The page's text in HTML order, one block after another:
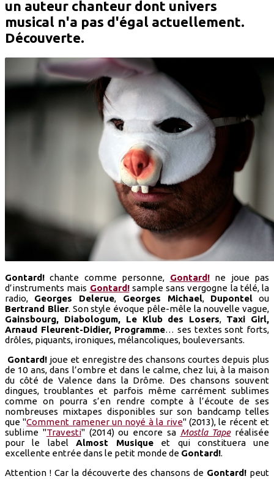
un auteur chanteur dont univers
musical n'a pas d'égal actuellement.
Découverte.
Gontard! chante comme personne, Gontard!ne joue pas
d’instruments mais Gontard!sample sans vergogne la télé, la
radio, Georges Delerue, Georges Michael, Dupontelou
Bertrand Blier. Son style évoque pêle-mêle la nouvelle vague,
Gainsbourg, Diabologum, Le Klub des Losers, Taxi Girl,
Arnaud Fleurent-Didier, Programme… ses textes sont forts,
drôles, piquants, ironiques, mélancoliques, bouleversants.
Gontard!joue et enregistre des chansons courtes depuis plus
de 10 ans, dans l’ombre et dans le calme, chez lui, à la maison
du côté de Valence dans la Drôme. Des chansons souvent
dingues, troublantes et parfois même carrément sublimes
comme on pourra s’en rendre compte à l’écoute de ses
nombreuses mixtapes disponibles sur son bandcamp telles
que "Comment ramener un noyé à la rive" (2013), le récent et
sublime "Travesti" (2014) ou encore sa Mostla Taperéalisée
pour le label Almost Musique et qui constituera une
excellente entrée dans le petit monde de Gontard!.
Attention ! Car la découverte des chansons de Gontard! peut